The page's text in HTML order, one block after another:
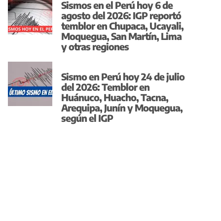
Sismos en el Perú hoy 6 de
agosto del 2026: IGP reportó
temblor en Chupaca, Ucayali,
Moquegua, San Martín, Lima
y otras regiones
Sismo en Perú hoy 24 de julio
del 2026: Temblor en
Huánuco, Huacho, Tacna,
Arequipa, Junín y Moquegua,
según el IGP